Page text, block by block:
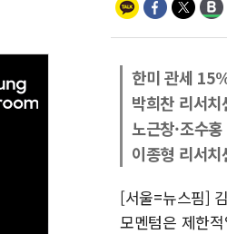
한미 관세
박희찬 리서
노근창·조수
이종형 리서
[서울=뉴스핌]
모멘텀은 제한